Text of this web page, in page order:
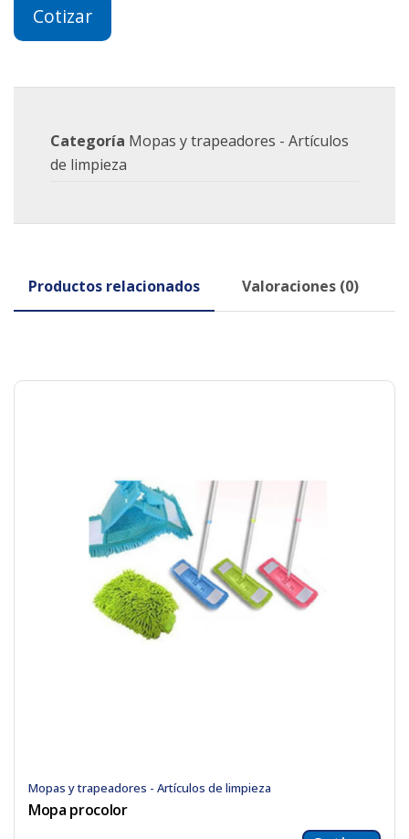
Cotizar
Categoría Mopas y trapeadores - Artículos
de limpieza
Productos relacionados Valoraciones (0)
Mopas y trapeadores - Artículos de limpieza
Mopa procolor